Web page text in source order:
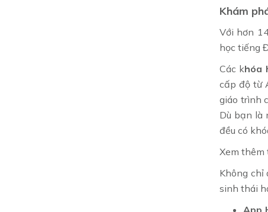
Khám
Với hơn
học tiếng
Các khóa
cấp độ từ
giáo trình
Dù bạn là
đều có
Xem
Không chỉ
sinh thái
App